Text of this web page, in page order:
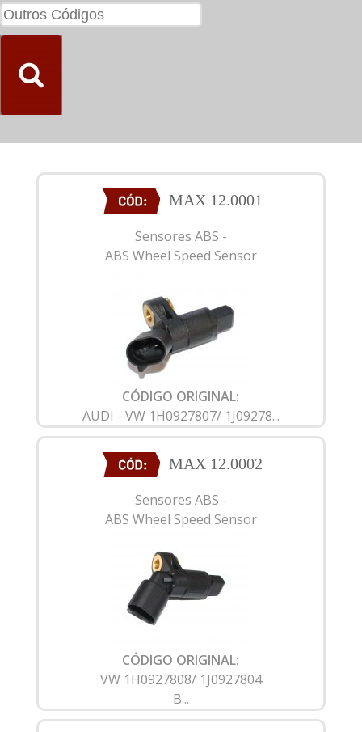
MAX 12.0001
Sensores ABS -
ABS Wheel Speed Sensor
CÓDIGO ORIGINAL:
AUDI - VW 1H0927807/ 1J09278...
MAX 12.0002
Sensores ABS -
ABS Wheel Speed Sensor
CÓDIGO ORIGINAL:
VW 1H0927808/ 1J0927804
B...